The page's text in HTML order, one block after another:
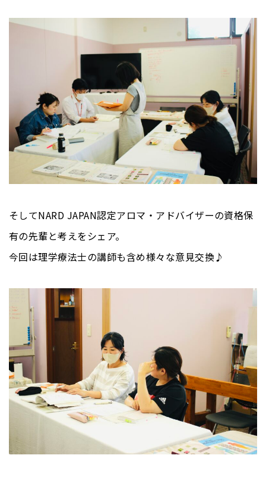
そしてNARD JAPAN認定アロマ・アドバイザーの資格保
有の先輩と考えをシェア。
今回は理学療法士の講師も含め様々な意見交換♪